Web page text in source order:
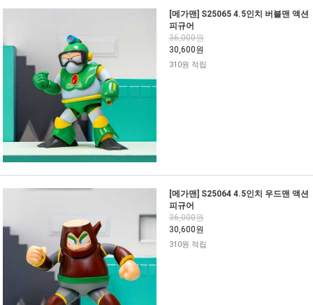
[메가맨] S25065 4.5인치 버블맨 액션
피규어
36,000원
30,600원
310원 적립
[메가맨] S25064 4.5인치 우드맨 액션
피규어
36,000원
30,600원
310원 적립